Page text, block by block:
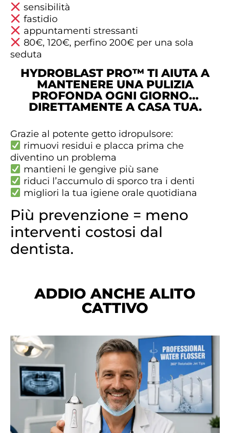
sensibilità
fastidio
appuntamenti stressanti
80€, 120€, perfino 200€ per una sola
seduta
HYDROBLAST PRO™ TI AIUTA A
MANTENERE UNA PULIZIA
PROFONDA OGNI GIORNO…
DIRETTAMENTE A CASA TUA.
Grazie al potente getto idropulsore:
rimuovi residui e placca prima che
diventino un problema
mantieni le gengive più sane
riduci l’accumulo di sporco tra i denti
migliori la tua igiene orale quotidiana
Più prevenzione = meno
interventi costosi dal
dentista.
ADDIO ANCHE ALITO
CATTIVO